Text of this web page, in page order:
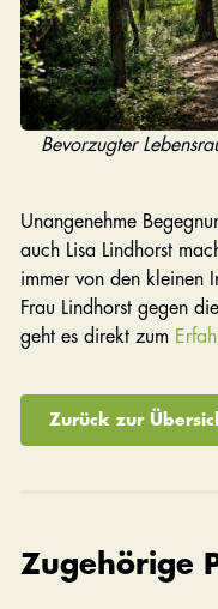
Bevorzugter
Unangenehme
auch Lisa Lindhorst
immer von den kleinen
Frau Lindhorst gegen
geht es direkt zum
Zurück zur
Zugehörige